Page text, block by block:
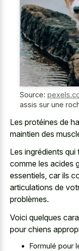
Source:
assis sur une
Les protéines de
maintien des
Les ingrédients
comme les acides
essentiels, car ils
articulations de
problèmes.
Voici quelques
pour chiens
Formulé pour